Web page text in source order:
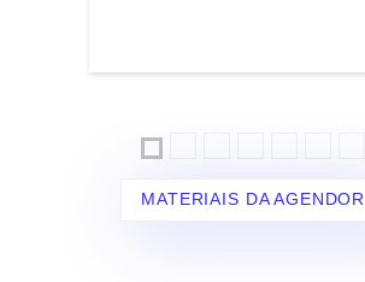
MATERIAIS DA AGENDOR